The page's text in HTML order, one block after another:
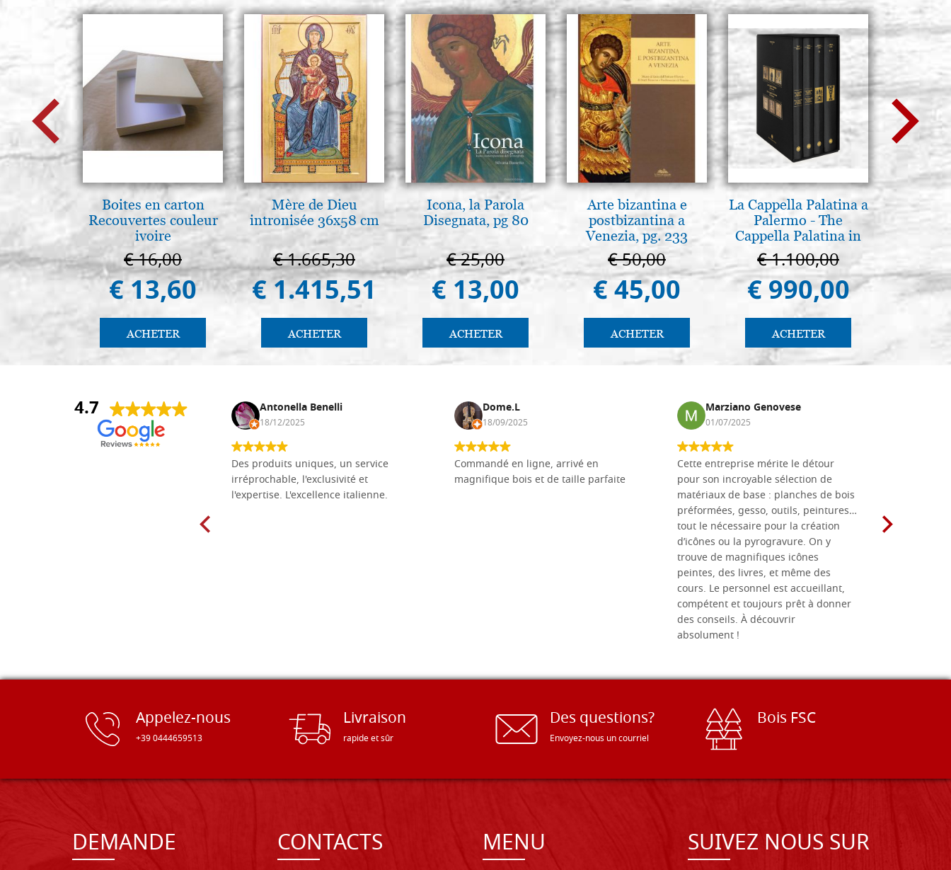
Boites en carton
Recouvertes couleur
ivoire
€ 16,00
€ 13,60
ACHETER
Mère de Dieu
intronisée 36x58 cm
€ 1.665,30
€ 1.415,51
ACHETER
Icona, la Parola
Disegnata, pg 80
€ 25,00
€ 13,00
ACHETER
Arte bizantina e
postbizantina a
Venezia, pg. 233
€ 50,00
€ 45,00
ACHETER
La Cappella Palatina a
Palermo - The
Cappella Palatina in
Palermo
€ 1.100,00
€ 990,00
ACHETER
€
4.7
Daniel Vandewalle Antonella Benelli
18/12/2025
Des produits uniques, un service
irréprochable, l'exclusivité et
l'expertise. L'excellence italienne.
Dome.L
18/09/2025
Commandé en ligne, arrivé en
magnifique bois et de taille parfaite
Marziano Genovese
01/07/2025
Cette entreprise mérite le détour
pour son incroyable sélection de
matériaux de base : planches de bois
préformées, gesso, outils, peintures…
tout le nécessaire pour la création
d’icônes ou la pyrogravure. On y
trouve de magnifiques icônes
peintes, des livres, et même des
cours. Le personnel est accueillant,
compétent et toujours prêt à donner
des conseils. À découvrir
absolument !
Appelez-nous
+39 0444659513
Livraison
rapide et sûr
Des questions?
Envoyez-nous un courriel
Bois FSC
DEMANDE CONTACTS MENU SUIVEZ NOUS SUR